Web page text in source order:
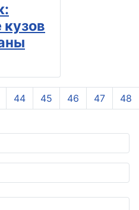
Страница 49 из 50
44 45 46 47 48